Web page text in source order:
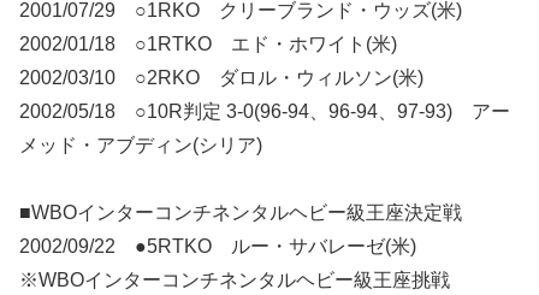
2001/07/29 ○1RKO クリーブランド・ウッズ(米)
2002/01/18 ○1RTKO エド・ホワイト(米)
2002/03/10 ○2RKO ダロル・ウィルソン(米)
2002/05/18 ○10R判定 3-0(96-94、96-94、97-93) アー
メッド・アブディン(シリア)
■WBOインターコンチネンタルヘビー級王座決定戦
2002/09/22 ●5RTKO ルー・サバレーゼ(米)
※WBOインターコンチネンタルヘビー級王座挑戦